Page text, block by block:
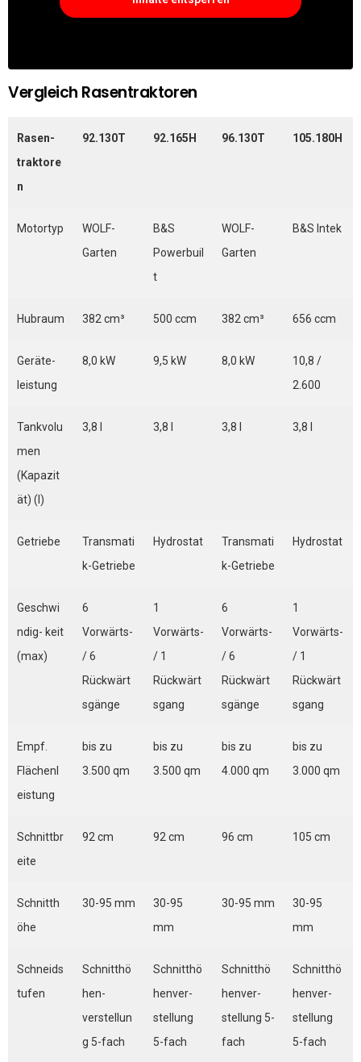
Vergleich Rasentraktoren
Rasen-
traktore
n
92.130T 92.165H 96.130T 105.180H
Motortyp
WOLF-
Garten
B&S
Powerbuil
t
WOLF-
Garten
B&S Intek
Hubraum 382 cm³ 500 ccm 382 cm³ 656 ccm
Geräte-
leistung
8,0 kW 9,5 kW 8,0 kW
10,8 /
2.600
Tankvolu
men
(Kapazit
ät) (l)
3,8 l 3,8 l 3,8 l 3,8 l
Getriebe
Transmati
k-Getriebe
Hydrostat
Transmati
k-Getriebe
Hydrostat
Geschwi
ndig- keit
(max)
6
Vorwärts-
/ 6
Rückwärt
sgänge
1
Vorwärts-
/ 1
Rückwärt
sgang
6
Vorwärts-
/ 6
Rückwärt
sgänge
1
Vorwärts-
/ 1
Rückwärt
sgang
Empf.
Flächenl
eistung
bis zu
3.500 qm
bis zu
3.500 qm
bis zu
4.000 qm
bis zu
3.000 qm
Schnittbr
eite
92 cm 92 cm 96 cm 105 cm
Schnitth
öhe
30-95 mm
30-95
mm
30-95 mm
30-95
mm
Schneids
tufen
Schnitthö
hen-
verstellun
g 5-fach
Schnitthö
henver-
stellung
5-fach
Schnitthö
henver-
stellung 5-
fach
Schnitthö
henver-
stellung
5-fach